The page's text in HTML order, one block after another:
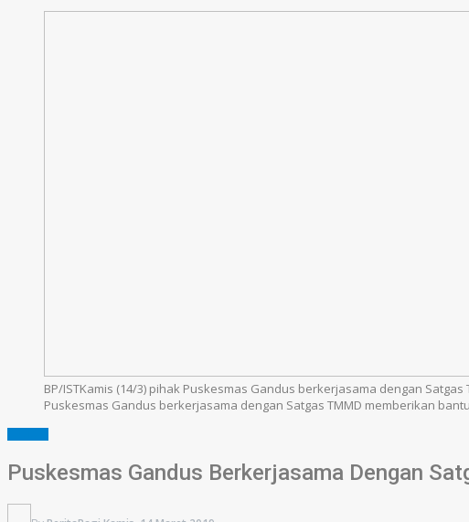
BP/ISTKamis (14/3) pihak Puskesmas Gandus berkerjasama dengan
Puskesmas Gandus berkerjasama dengan Satgas TMMD memberikan
Puskesmas Gandus Berkerjasama Dengan